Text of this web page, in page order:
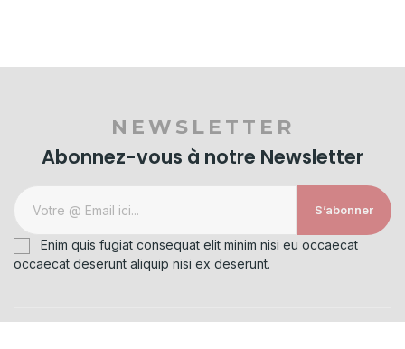
NEWSLETTER
Abonnez-vous à notre Newsletter
S’abonner
Enim quis fugiat consequat elit minim nisi eu occaecat
occaecat deserunt aliquip nisi ex deserunt.